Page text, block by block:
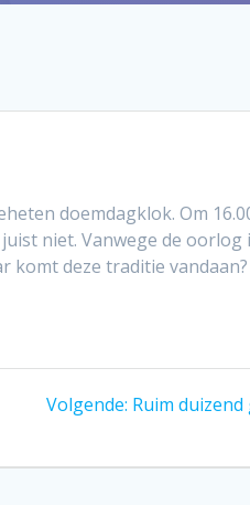
doemdagklok. Om
niet. Vanwege de
komt deze traditie vandaan?
Volgende: Volgend
Ruim